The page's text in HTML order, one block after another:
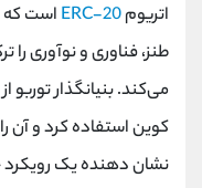
اتریومERC-20
طنز، فناوری و نوآوری
نشان دهنده یک رویکرد